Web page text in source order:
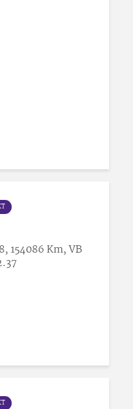
154086 Km, VB